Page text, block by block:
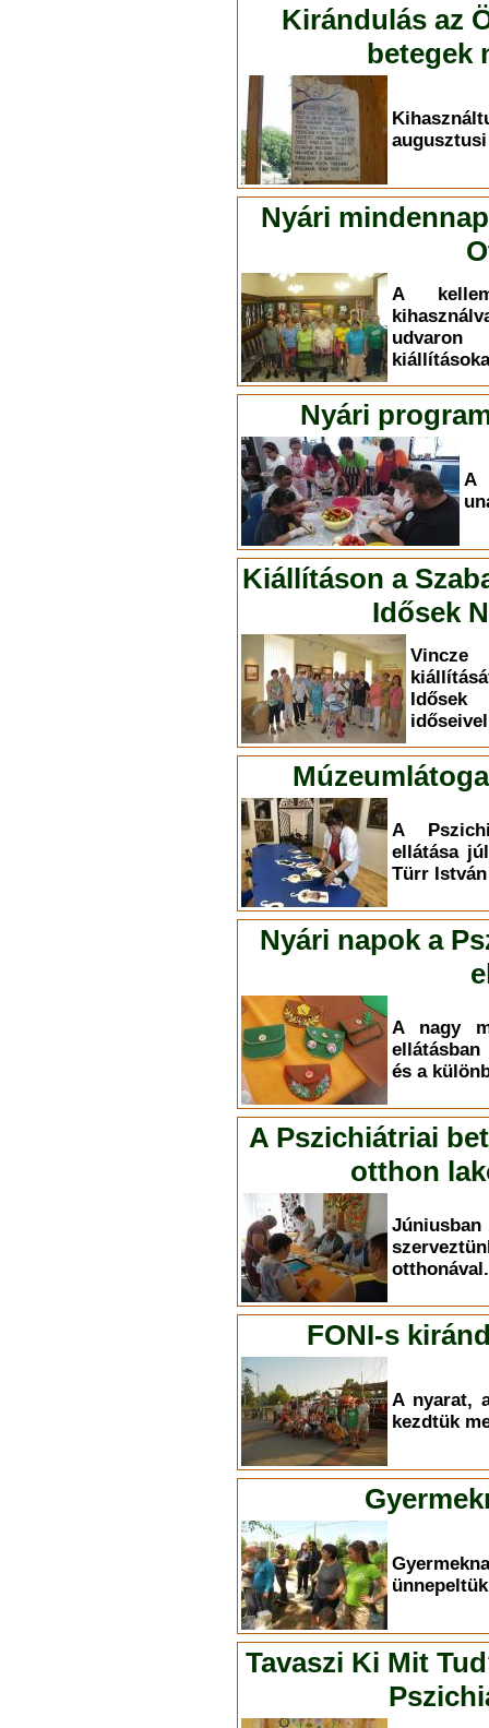
Kirándulás az
betegek
Nyári
A
Nyári
A
Kiállításon a
Idősek
Vincze
A
ellátása
Türr
Nyári napok a
A nagy
és a
A Pszichiátriai
otthon
otthonával.
FONI-s
A nyarat,
kezdtük
Tavaszi Ki Mit